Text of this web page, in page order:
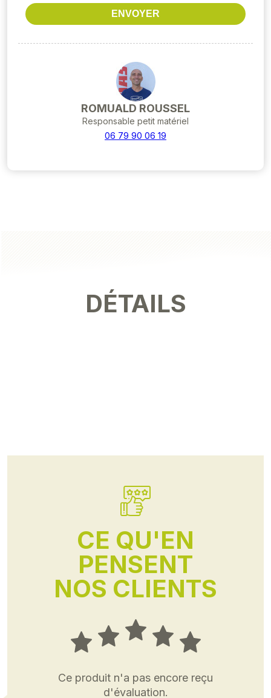
ENVOYER
ROMUALD ROUSSEL
Responsable petit matériel
06 79 90 06 19
DÉTAILS
CE QU'EN
PENSENT
NOS CLIENTS
Ce produit n'a pas encore reçu
d'évaluation.